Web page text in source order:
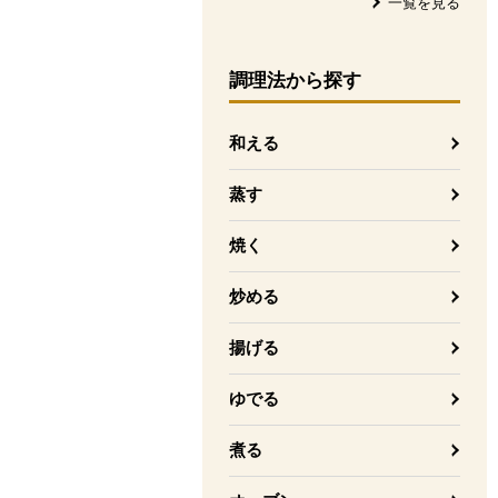
調理法から探す
和える
蒸す
焼く
炒める
揚げる
ゆでる
煮る